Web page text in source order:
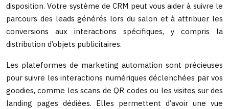
disposition. Votre système de CRM peut vous aider à suivre le
parcours des leads générés lors du salon et à attribuer les
conversions aux interactions spécifiques, y compris la
distribution d’objets publicitaires.
Les plateformes de marketing automation sont précieuses
pour suivre les interactions numériques déclenchées par vos
goodies, comme les scans de QR codes ou les visites sur des
landing pages dédiées. Elles permettent d’avoir une vue